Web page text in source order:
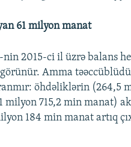
61 milyon manat
nin 2015-ci il üzrə balans
Amma
öhdəliklərin (264,5
milyon 715,2 min manat)
184 min manat artıq